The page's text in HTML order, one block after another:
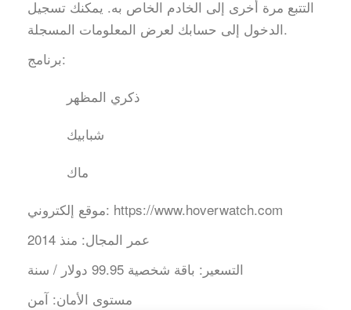
التتبع مرة أخرى إلى الخادم الخاص به. يمكنك تسجيل
الدخول إلى حسابك لعرض المعلومات المسجلة.
برنامج:
ذكري المظهر
شبابيك
ماك
موقع إلكتروني: https://www.hoverwatch.com
عمر المجال: منذ 2014
التسعير: باقة شخصية 99.95 دولار / سنة
مستوى الأمان: آمن